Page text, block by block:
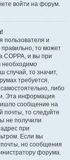
войти на форум.
пользователя и
то может
COPPA, и вы при
необходимо
случай, то значит,
требуется,
либо
Эта информация
сообщение на
почты, то следуйте
не получили
при
Если вы
но сообщения
форума.